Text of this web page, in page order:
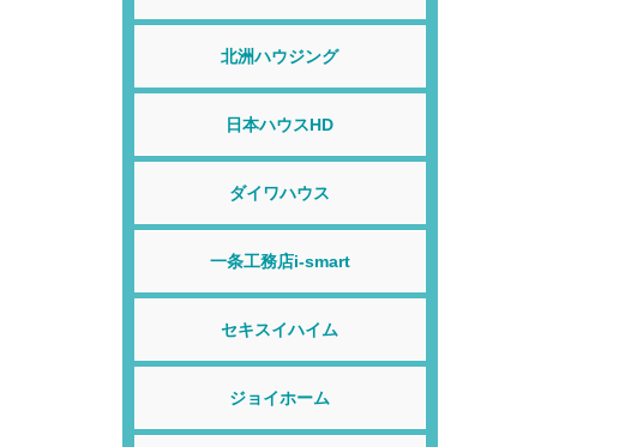
北洲ハウジング
日本ハウスHD
ダイワハウス
一条工務店i-smart
セキスイハイム
ジョイホーム